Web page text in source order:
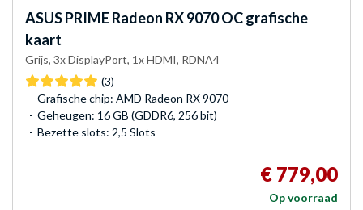
ASUSPRIME Radeon RX 9070 OC grafische
kaart
Grijs, 3x DisplayPort, 1x HDMI, RDNA4
(3)
Grafische chip: AMD Radeon RX 9070
Geheugen: 16 GB (GDDR6, 256 bit)
Bezette slots: 2,5 Slots
€ 779,00
Op voorraad